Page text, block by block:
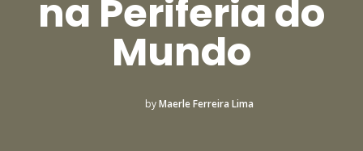
na Periferia do
Mundo
byMaerle Ferreira Lima